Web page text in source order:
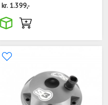
kr. 1.399,-